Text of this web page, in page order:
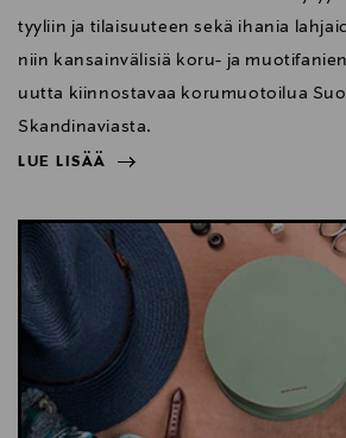
tyyliin ja tilaisuuteen sekä ihania
niin kansainvälisiä koru- ja
uutta kiinnostavaa korumuotoilua
Skandinaviasta.
LUE LISÄÄ
LUE LISÄÄ